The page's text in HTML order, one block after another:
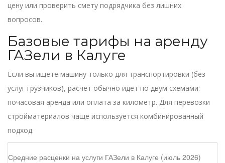
цену или проверить смету подрядчика без лишних
вопросов.
Базовые тарифы на аренду
ГАЗели в Калуге
Если вы ищете машину только для транспортировки (без
услуг грузчиков), расчет обычно идет по двум схемами:
почасовая аренда или оплата за километр. Для перевозки
стройматериалов чаще используется комбинированный
подход.
Средние расценки на услуги ГАЗели в Калуге (июль 2026)